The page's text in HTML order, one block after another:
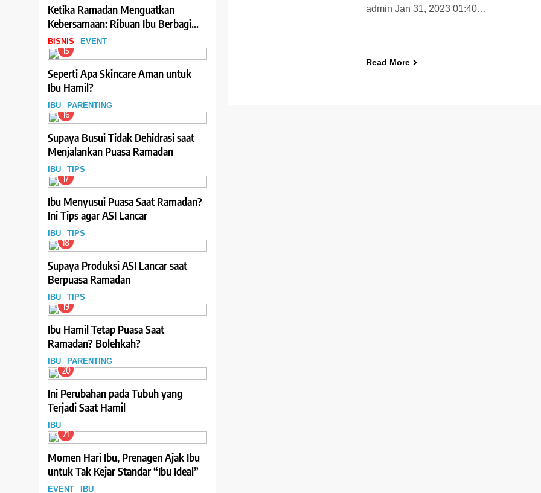
Ketika Ramadan Menguatkan
Kebersamaan: Ribuan Ibu Berbagi
Hidangan Berbuka melalui Program
Teh Celup Sosro
BISNIS EVENT
15
Seperti Apa Skincare Aman untuk
Ibu Hamil?
IBU PARENTING
16
Supaya Busui Tidak Dehidrasi saat
Menjalankan Puasa Ramadan
IBU TIPS
17
Ibu Menyusui Puasa Saat Ramadan?
Ini Tips agar ASI Lancar
IBU TIPS
18
Supaya Produksi ASI Lancar saat
Berpuasa Ramadan
IBU TIPS
19
Ibu Hamil Tetap Puasa Saat
Ramadan? Bolehkah?
IBU PARENTING
20
Ini Perubahan pada Tubuh yang
Terjadi Saat Hamil
IBU
21
Momen Hari Ibu, Prenagen Ajak Ibu
untuk Tak Kejar Standar “Ibu Ideal”
EVENT IBU
admin Jan 31, 2023 01:40…
Read More